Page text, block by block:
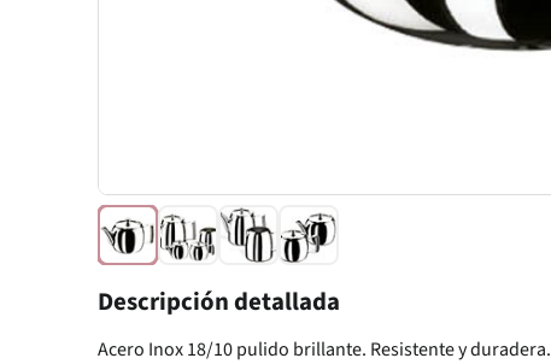
Descripción detallada
Acero Inox 18/10 pulido brillante. Resistente y duradera.